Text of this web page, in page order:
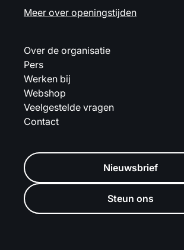
Meer over openingstijden
Over de organisatie
Pers
Werken bij
Webshop
Veelgestelde vragen
Contact
Nieuwsbrief
Steun ons